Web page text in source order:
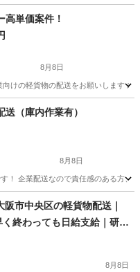
高単価案件！
8月8日
けの軽貨物の配送をお願いします
（庫内作業有）
8月8日
！ 企業配送なので責任感のある方
市中央区の軽貨物配送｜
終わっても日給支給｜研修
8月8日